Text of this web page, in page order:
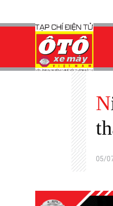
Nissan GT-R bản kỷ niệm 50 năm đến tay người dùng trong
05/